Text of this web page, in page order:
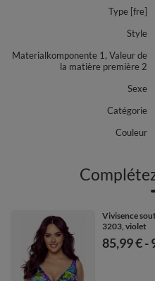
Type [fre]
Style
Materialkomponente 1, Valeur de
la matière première 2
Sexe
Catégorie
Couleur
Vivisence
3203, violet
de
85,99 €-